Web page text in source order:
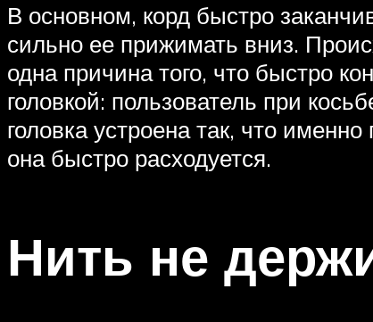
В основном, корд быстро
сильно ее прижимать вниз.
одна причина того, что быстро
головкой: пользователь при
головка устроена так, что
она быстро расходуется.
Нить не